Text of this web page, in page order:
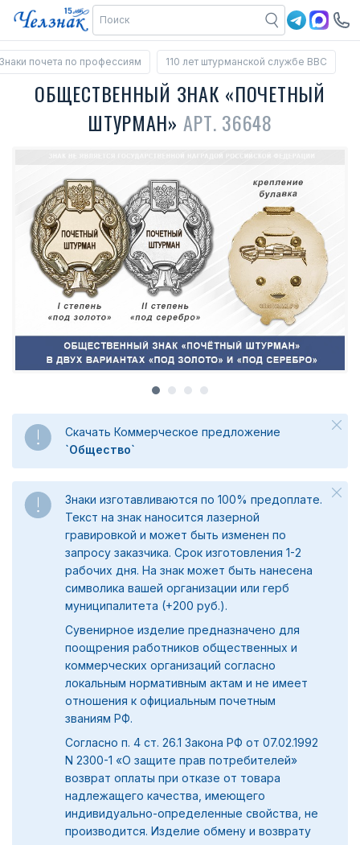
почета по профессиям 110 лет штурманской службе ВВС
ОБЩЕСТВЕННЫЙ ЗНАК «ПОЧЕТНЫЙ
ШТУРМАН» АРТ. 36648
Скачать Коммерческое предложение
`Общество`
Знаки изготавливаются по 100% предоплате.
Текст на знак наносится лазерной
гравировкой и может быть изменен по
запросу заказчика. Срок изготовления 1-2
рабочих дня. На знак может быть нанесена
символика вашей организации или герб
муниципалитета (+200 руб.).
Сувенирное изделие предназначено для
поощрения работников общественных и
коммерческих организаций согласно
локальным нормативным актам и не имеет
отношения к официальным почетным
званиям РФ.
Согласно п. 4 ст. 26.1 Закона РФ от 07.02.1992
N 2300-1 «О защите прав потребителей»
возврат оплаты при отказе от товара
надлежащего качества, имеющего
индивидуально-определенные свойства, не
производится. Изделие обмену и возврату